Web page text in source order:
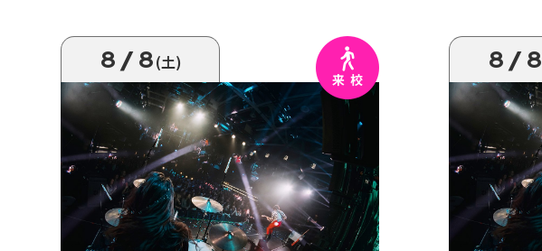
8/8(土) 8/8